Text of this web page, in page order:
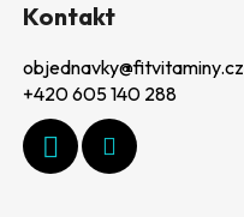
Kontakt
objednavky@fitvitaminy.cz
+420 605 140 288